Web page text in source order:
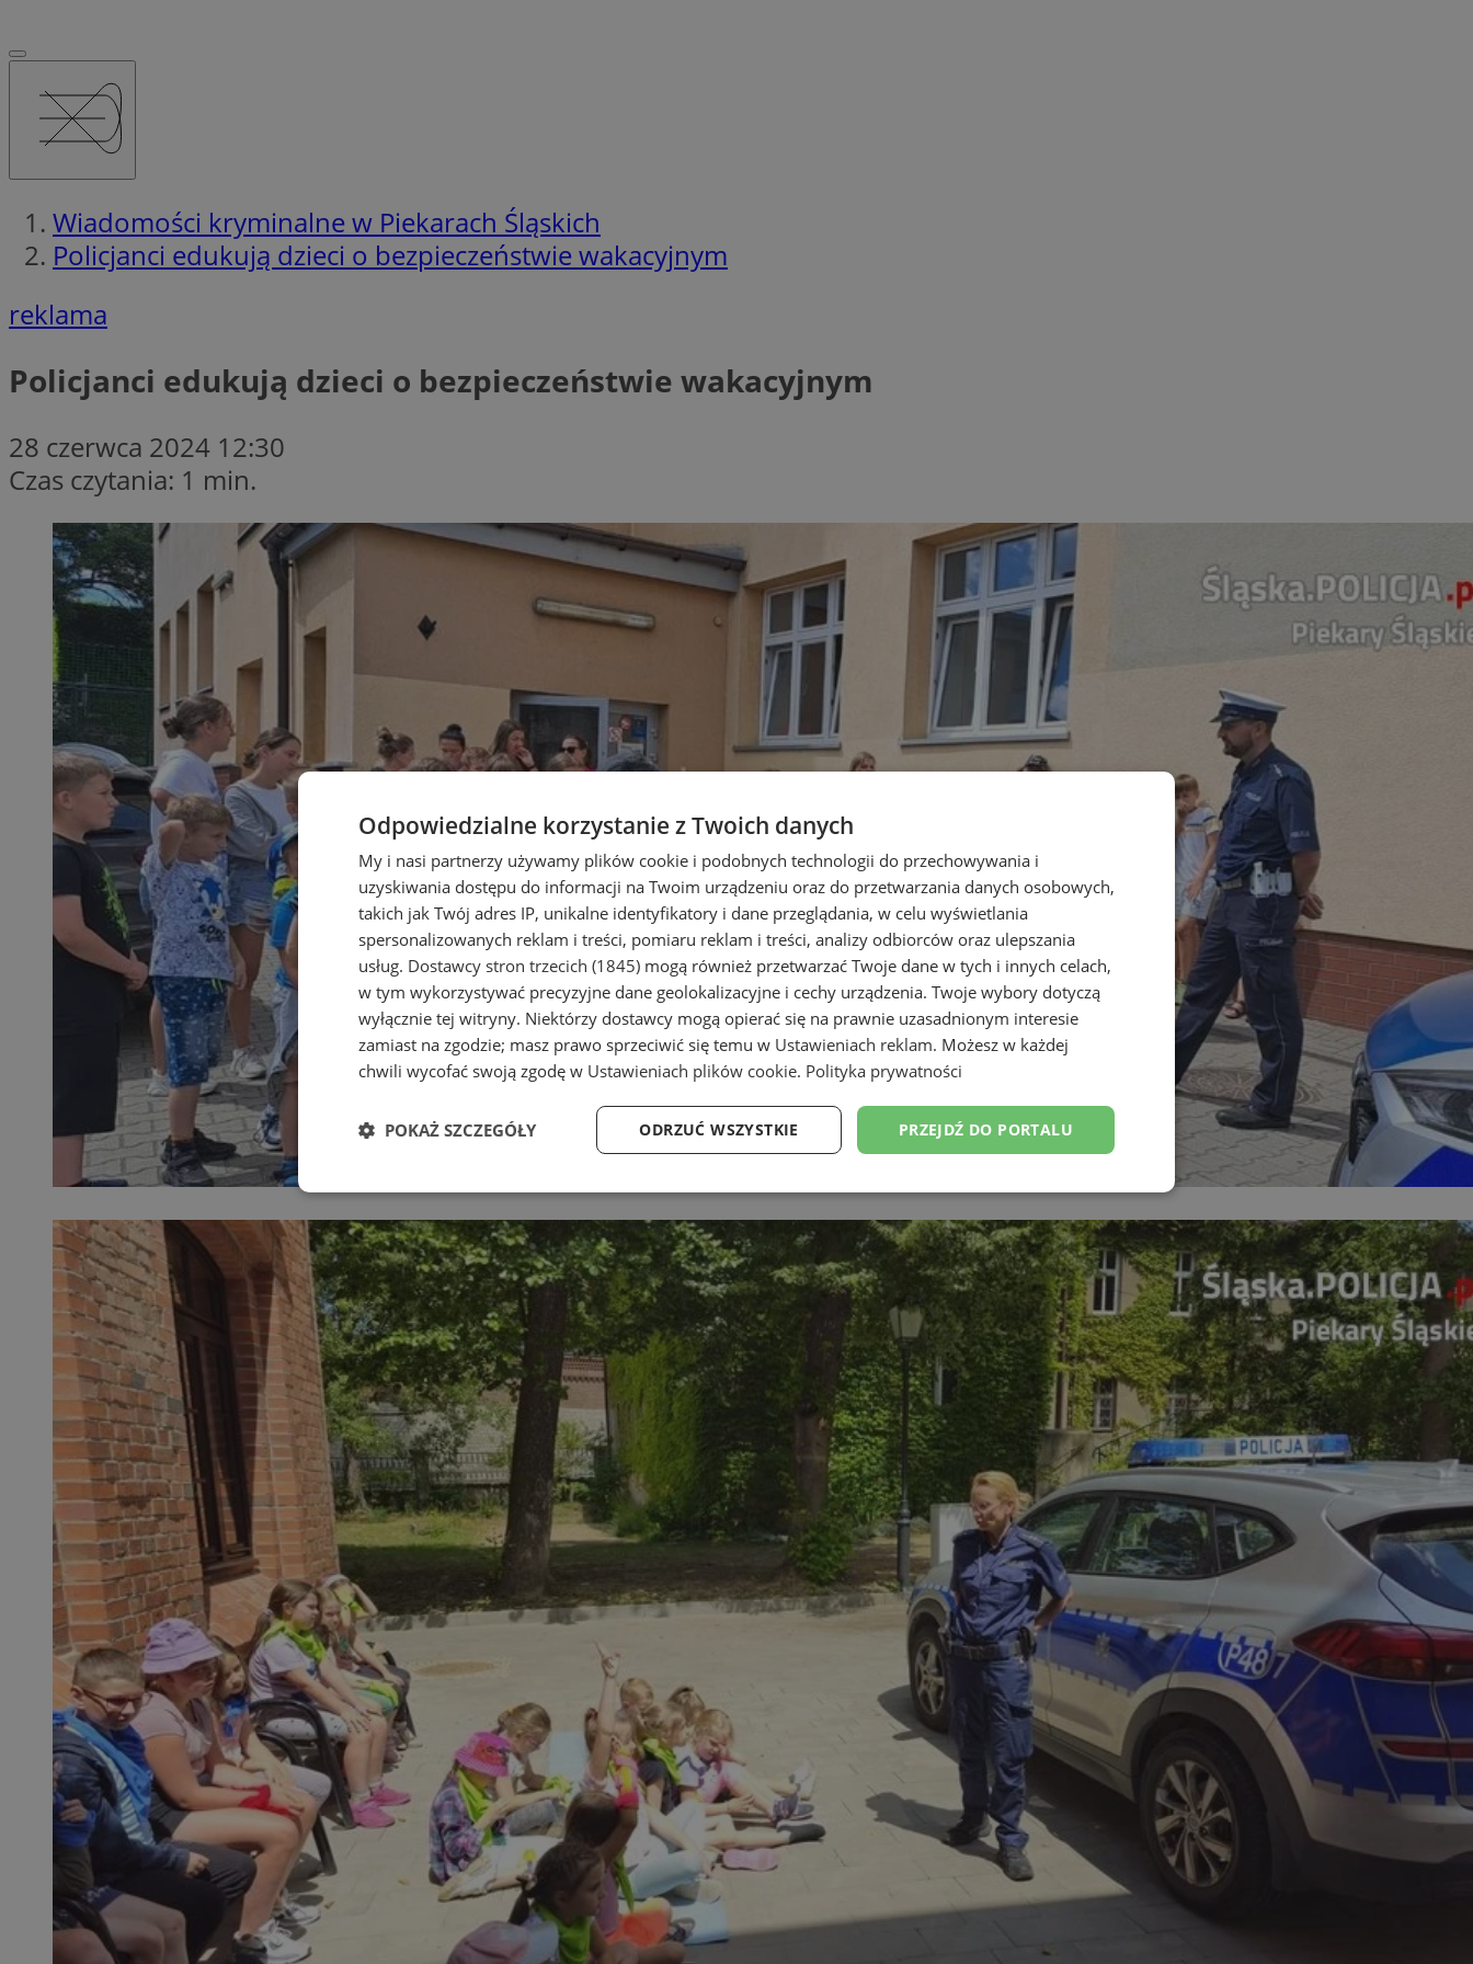
Wiadomości kryminalne w Piekarach Śląskich
Policjanci edukują dzieci o bezpieczeństwie wakacyjnym
reklama
Policjanci edukują dzieci o bezpieczeństwie wakacyjnym
28 czerwca 2024 12:30
Czas czytania: 1 min.
Odpowiedzialne korzystanie z Twoich danych
My i nasi partnerzy używamy plików cookie i podobnych technologii do przechowywania i
uzyskiwania dostępu do informacji na Twoim urządzeniu oraz do przetwarzania danych osobowych,
takich jak Twój adres IP, unikalne identyfikatory i dane przeglądania, w celu wyświetlania
spersonalizowanych reklam i treści, pomiaru reklam i treści, analizy odbiorców oraz ulepszania
usług. Dostawcy stron trzecich (1845) mogą również przetwarzać Twoje dane w tych i innych celach,
w tym wykorzystywać precyzyjne dane geolokalizacyjne i cechy urządzenia. Twoje wybory dotyczą
wyłącznie tej witryny. Niektórzy dostawcy mogą opierać się na prawnie uzasadnionym interesie
zamiast na zgodzie; masz prawo sprzeciwić się temu w Ustawieniach reklam. Możesz w każdej
chwili wycofać swoją zgodę w Ustawieniach plików cookie. Polityka prywatności
PRZEJDŹ DO PORTALU
ODRZUĆ WSZYSTKIE
POKAŻ SZCZEGÓŁY
Niezbędne Wydajność Targetowanie Funkcjonalność Niesklasyfikowane
Niezbędne Wydajność Targetowanie Funkcjonalność Niesklasyfikowane
Niezbędne pliki cookie umożliwiają korzystanie z podstawowych funkcji strony internetowej, takich jak logowanie użytkownika i
zarządzanie kontem. Bez niezbędnych plików cookie nie można prawidłowo korzystać ze strony internetowej.
Nazwa Provider
Okres
przechowywania
Opis
SessID piekaryslaskie.com.pl 1 rok
Ten plik cookie przechowuje identyfikator sesji.
QeSessID
piekaryslaskie.com.pl 1 rok
Ten plik cookie przechowuje identyfikator sesji.
Ten plik cookie przechowuje identyfikator sesji.
VISITOR_PRIVACY_METADATA
YouTube
.youtube.com
5 miesięcy 4
tygodnie
Ten plik cookie przechowuje informacje o
zgodzie użytkownika oraz jego preferencjach
dotyczących prywatności podczas korzystania z
witryny. Rejestruje wybory dotyczące polityki
prywatności i ustawień zgody, zapewniając ich
przestrzeganie w kolejnych wizytach. Dzięki
temu użytkownik nie musi ponownie
konfigurować swoich preferencji, co zwiększa
wygodę i zgodność z regulacjami ochrony
INGRESSCOOKIE
NGINX Inc.
bh.contextweb.com
Sesja
Rejestruje, który klaster serwerów obsługuje
gościa. Jest to używane w kontekście
równoważenia obciążenia w celu optymalizacji
doświadczenia użytkownika.
CookieScriptConsent
CookieScript
piekaryslaskie.com.pl
4 tygodnie 2 dni
Ten plik cookie jest używany przez usługę
Cookie-Script.com do zapamiętywania
preferencji dotyczących zgody użytkownika na
pliki cookie. Jest to konieczne, aby baner cookie
Cloudflare Inc.
.temu.com
29 minut 59
Ten plik cookie służy do rozróżniania ludzi i
ponieważ umożliwia tworzenie ważnych
Google Privacy Policy